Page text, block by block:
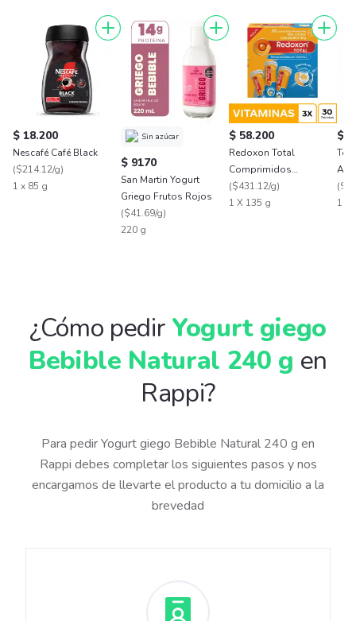
$ 18.200
Nescafé Café Black
($214.12/g)
1 x 85 g
Sin azúcar
$ 9170
San Martin Yogurt
Griego Frutos Rojos
($41.69/g)
220 g
$ 58.200
Redoxon Total
Comprimidos
Efervescentes
Suplemento con
($431.12/g)
1 X 135 g
$
(
1 x
¿Cómo pedir Yogurt giego
Bebible Natural 240 g en
Rappi?
Para pedir Yogurt giego Bebible Natural 240 g en
Rappi debes completar los siguientes pasos y nos
encargamos de llevarte el producto a tu domicilio a la
brevedad